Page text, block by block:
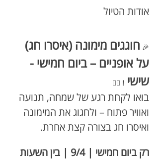
אודות הטיול
🎉 חוגגים מימונה (איסרו חג)
על אופניים – ביום חמישי -
שישי !
🚴‍♂️
בואו לקחת רגע של שמחה, תנועה
ואוויר פתוח – ולחגוג את המימונה
ואיסרו חג בצורה קצת אחרת.
רק ביום חמישי | 9/4 | בין השעות